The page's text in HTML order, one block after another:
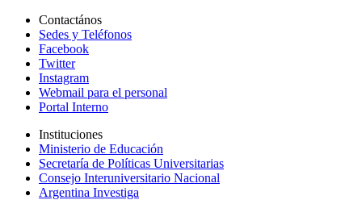
Contactános
Sedes y Teléfonos
Facebook
Twitter
Instagram
Webmail para el personal
Portal Interno
Instituciones
Ministerio de Educación
Secretaría de Políticas Universitarias
Consejo Interuniversitario Nacional
Argentina Investiga